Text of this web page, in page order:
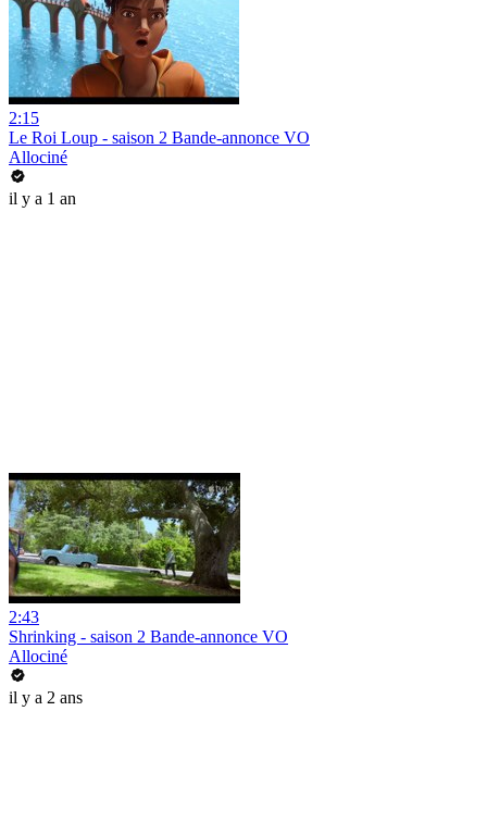
2:15
Le Roi Loup - saison 2 Bande-annonce VO
Allociné
il y a 1 an
2:43
Shrinking - saison 2 Bande-annonce VO
Allociné
il y a 2 ans